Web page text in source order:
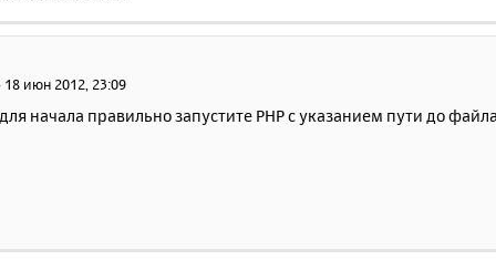
18 июн 2012, 23:09
начала правильно запустите PHP с указанием пути до